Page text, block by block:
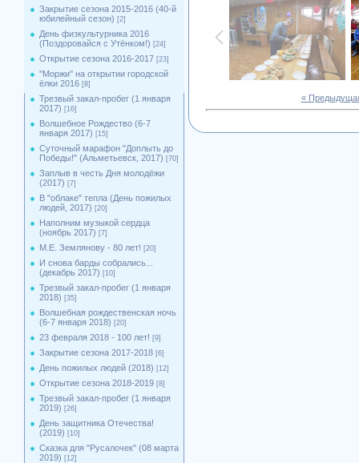
Закрытие сезона 2015-2016 (40-й
юбилейный сезон) [2]
День физкультурника 2016
(Поздоровайся с Утёнком!) [24]
Открытие сезона 2016-2017 [23]
''Моржи'' на открытии городской
ёлки 2016 [8]
Трезвый закал-пробег (1 января
2017) [16]
Волшебное Рождество (6-7
января 2017) [15]
Суточный марафон "Доплыть до
Победы!" (Альметьевск, 2017) [70]
Заплыв в честь Дня молодёжи
(2017) [7]
В "облаке" тепла (День пожилых
людей, 2017) [20]
Наполним музыкой сердца
(ноябрь 2017) [7]
М.Е. Землянову - 80 лет! [20]
И снова барды собрались...
(декабрь 2017) [10]
Трезвый закал-пробег (1 января
2018) [35]
Волшебная рождественская ночь
(6-7 января 2018) [20]
23 февраля 2018 - 100 лет! [9]
Закрытие сезона 2017-2018 [6]
День пожилых людей (2018) [12]
Открытие сезона 2018-2019 [8]
Трезвый закал-пробег (1 января
2019) [26]
День защитника Отечества!
(2019) [10]
Сказка для "Русалочек" (08 марта
2019) [12]
«